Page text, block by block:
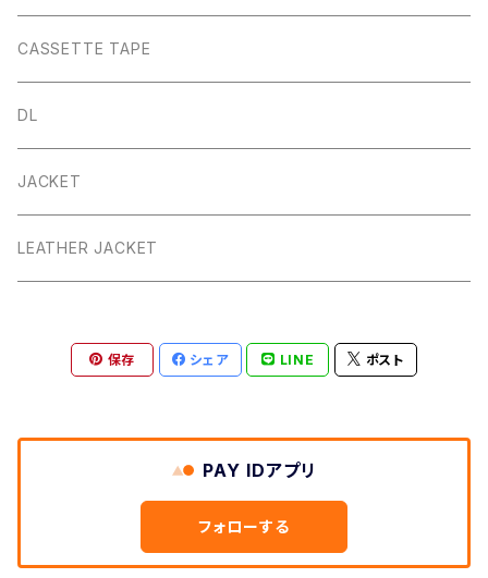
CASSETTE TAPE
DL
JACKET
LEATHER JACKET
保存 シェア LINE ポスト
PAY IDアプリ
フォローする